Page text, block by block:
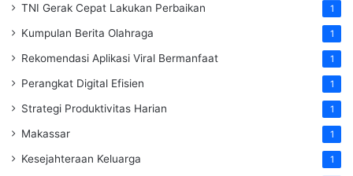
TNI Gerak Cepat Lakukan Perbaikan 1
Kumpulan Berita Olahraga 1
Rekomendasi Aplikasi Viral Bermanfaat 1
Perangkat Digital Efisien 1
Strategi Produktivitas Harian 1
Makassar 1
Kesejahteraan Keluarga 1